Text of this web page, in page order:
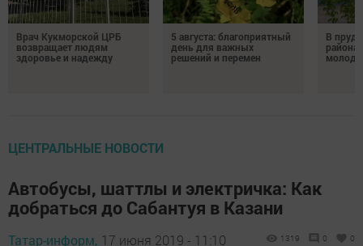
Врач Кукморской ЦРБ
возвращает людям
здоровье и надежду
5 августа: благоприятный
день для важных
решений и перемен
В
района
ЦЕНТРАЛЬНЫЕ НОВОСТИ
Автобусы, шаттлы и электричка: Как
добраться до Сабантуя в Казани
Татар-информ, 17 июня 2019 - 11:10 1319 0 0